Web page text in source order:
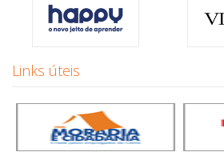
Links úteis